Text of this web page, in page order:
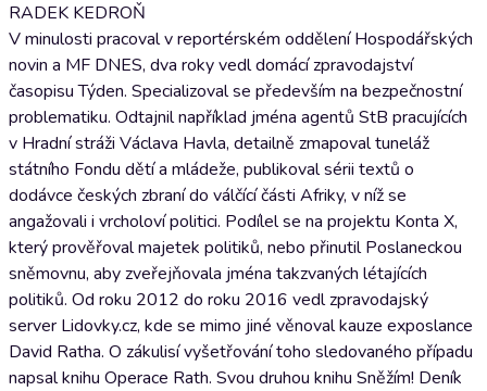
RADEK KEDROŇ
V minulosti pracoval v reportérském oddělení Hospodářských
novin a MF DNES, dva roky vedl domácí zpravodajství
časopisu Týden. Specializoval se především na bezpečnostní
problematiku. Odtajnil například jména agentů StB pracujících
v Hradní stráži Václava Havla, detailně zmapoval tuneláž
státního Fondu dětí a mládeže, publikoval sérii textů o
dodávce českých zbraní do válčící části Afriky, v níž se
angažovali i vrcholoví politici. Podílel se na projektu Konta X,
který prověřoval majetek politiků, nebo přinutil Poslaneckou
sněmovnu, aby zveřejňovala jména takzvaných létajících
politiků. Od roku 2012 do roku 2016 vedl zpravodajský
server Lidovky.cz, kde se mimo jiné věnoval kauze exposlance
David Ratha. O zákulisí vyšetřování toho sledovaného případu
napsal knihu Operace Rath. Svou druhou knihu Sněžím! Deník